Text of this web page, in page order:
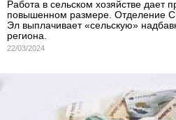
Работа в сельском хозяйстве дает
повышенном размере. Отделение
Эл выплачивает «сельскую»
региона.
22/03/2024